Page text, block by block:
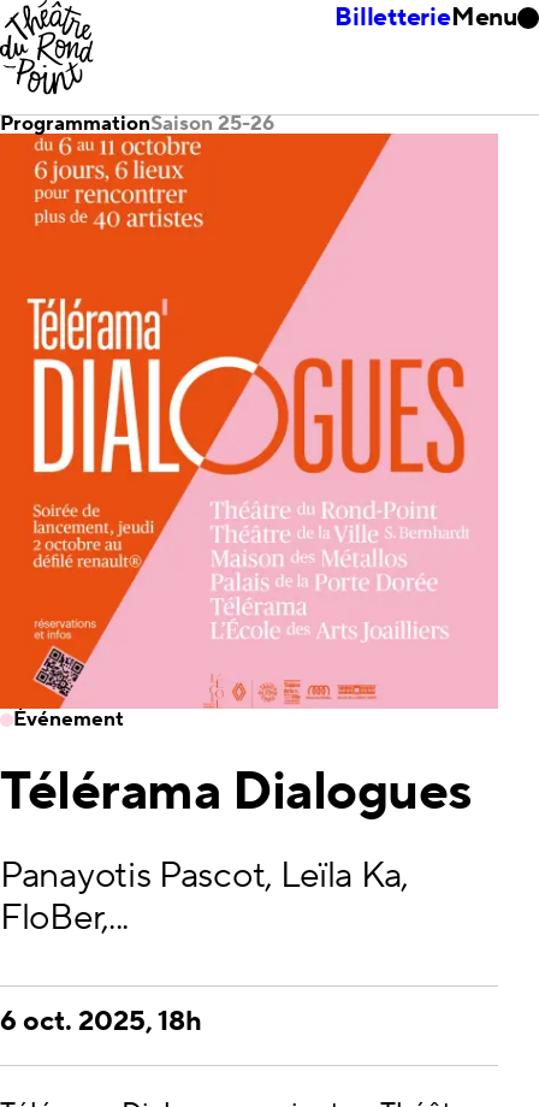
BilletterieMenu
ProgrammationSaison 25-26
Événement
Télérama Dialogues
Panayotis Pascot, Leïla Ka,
FloBer,...
6 oct. 2025, 18h